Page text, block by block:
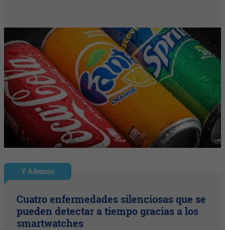
Y Además
Cuatro enfermedades silenciosas que se
pueden detectar a tiempo gracias a los
smartwatches